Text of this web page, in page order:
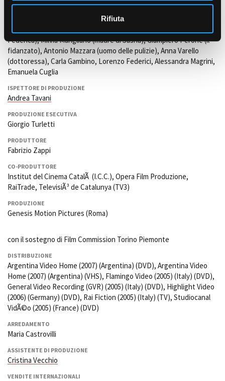
Rifiuta
(Sasha), Cristina Brondo (Arianna), Iván Morales (Andrea), Edoardo
Stoppa (Giulio da giovane), Elena Maria Bellini (madre di Giulio),
Horacio José Grigaitis (Ispettore), Giuseppe Lo Console (il capo di
Federica), Milvia Marigliano (madre di Sasha), Giampiero Perone (il
fidanzato), Antonio Mazzara (uomo delle pulizie), Anna Varello
(dottoressa), Carla Gambino, Lorenzo Federici, Alessandra Magrini,
Emanuela Cuglia
ISPETTORE DI PRODUZIONE
Andrea Tavani
PRODUZIONE ESECUTIVA
Giorgio Turletti
PRODUTTORE
Fabrizio Zappi
CO-PRODUTTORE
Institut del Cinema CatalÃ (I.C.C.), Opera Film Produzione,
RaiTrade, TelevisiÃ³ de Catalunya (TV3)
PRODUZIONE
Genesis Motion Pictures (Roma)
con il sostegno di Film Commission Torino Piemonte
DISTRIBUZIONE
Argentina Video Home (2007) (Argentina) (DVD), Argentina Video
Home (2007) (Argentina) (VHS), Flamingo Video (2005) (Italy) (DVD),
General Video Recording (GVR) (2005) (Italy) (DVD), Highlight Video
(2006) (Germany) (DVD), Rai Fiction (2005) (Italy) (TV), Studiocanal
VidÃ©o (2005) (France) (DVD)
ARREDAMENTO
Maria Castrovilli
ASSISTENTE DI PRODUZIONE
Cristina Vecchio
VENDITE INTERNAZIONALI